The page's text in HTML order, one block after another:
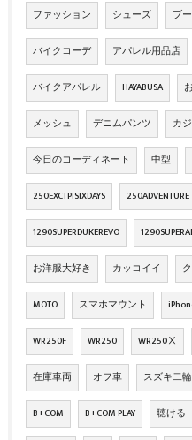
ファッション シューズ ブ
バイクコーデ アパレル用品店
バイクアパレル HAYABUSA
メッシュ デニムパンツ カ
今日のコーディネート 中型
250EXCTPISIXDAYS 250ADVENTURE
1290SUPERDUKEREVO
お洋服大好き カッコイイ
MOTO スマホマウント
WR250F WR250 WR250Ⅹ
在庫車両 オフ車 スズキ二輪
B+COM B+COM PLAY 聴ける